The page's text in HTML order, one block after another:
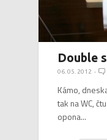
Double
06. 05. 2012 -
Kámo,
tak na WC,
opona...